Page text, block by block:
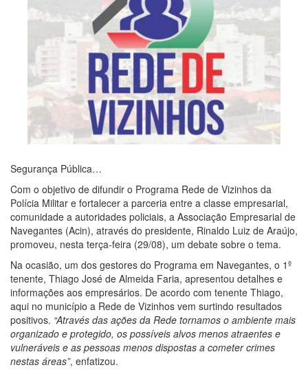
Segurança Pública…
Com o objetivo de difundir o Programa Rede de Vizinhos da
Polícia Militar e fortalecer a parceria entre a classe empresarial,
comunidade a autoridades policiais, a Associação Empresarial de
Navegantes (Acin), através do presidente, Rinaldo Luiz de Araújo,
promoveu, nesta terça-feira (29/08), um debate sobre o tema.
Na ocasião, um dos gestores do Programa em Navegantes, o 1º
tenente, Thiago José de Almeida Faria, apresentou detalhes e
informações aos empresários. De acordo com tenente Thiago,
aqui no município a Rede de Vizinhos vem surtindo resultados
positivos. “Através das ações da Rede tornamos o ambiente mais
organizado e protegido, os possíveis alvos menos atraentes e
vulneráveis e as pessoas menos dispostas a cometer crimes
nestas áreas”, enfatizou.